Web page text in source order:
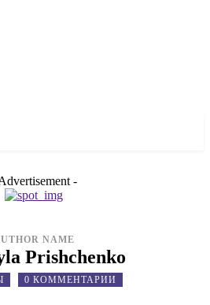
-
NAME
Prishchenko
0 КОММЕНТАРИИ